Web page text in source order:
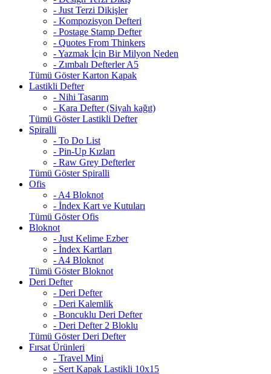
- Just Terzi Dikişler
- Kompozisyon Defteri
- Postage Stamp Defter
- Quotes From Thinkers
- Yazmak İçin Bir Milyon Neden
- Zımbalı Defterler A5
Tümü Göster Karton Kapak
Lastikli Defter
- Nihi Tasarım
- Kara Defter (Siyah kağıt)
Tümü Göster Lastikli Defter
Spiralli
- To Do List
- Pin-Up Kızları
- Raw Grey Defterler
Tümü Göster Spiralli
Ofis
- A4 Bloknot
- İndex Kart ve Kutuları
Tümü Göster Ofis
Bloknot
- Just Kelime Ezber
- İndex Kartları
- A4 Bloknot
Tümü Göster Bloknot
Deri Defter
- Deri Defter
- Deri Kalemlik
- Boncuklu Deri Defter
- Deri Defter 2 Bloklu
Tümü Göster Deri Defter
Fırsat Ürünleri
- Travel Mini
- Sert Kapak Lastikli 10x15